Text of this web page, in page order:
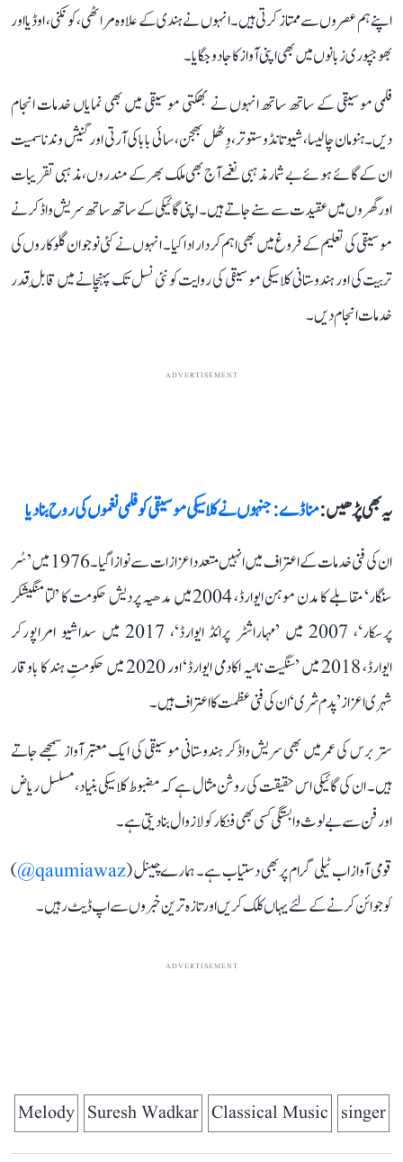
اپنے ہم عصروں سے ممتاز کرتی ہیں۔ انہوں نے ہندی کے علاوہ مراٹھی، کونکنی، اوڈیا اور
بھوجپوری زبانوں میں بھی اپنی آواز کا جادو جگایا۔
فلمی موسیقی کے ساتھ ساتھ انہوں نے بھکتی موسیقی میں بھی نمایاں خدمات انجام
دیں۔ ہنومان چالیسا، شیو تانڈو ستوتر، وِٹھل بھجن، سائی بابا کی آرتی اور گنیش وندنا سمیت
ان کے گائے ہوئے بے شمار مذہبی نغمے آج بھی ملک بھر کے مندروں، مذہبی تقریبات
اور گھروں میں عقیدت سے سنے جاتے ہیں۔ اپنی گائیکی کے ساتھ ساتھ سریش واڈکر نے
موسیقی کی تعلیم کے فروغ میں بھی اہم کردار ادا کیا۔ انہوں نے کئی نوجوان گلوکاروں کی
تربیت کی اور ہندوستانی کلاسیکی موسیقی کی روایت کو نئی نسل تک پہنچانے میں قابلِ قدر
خدمات انجام دیں۔
ADVERTISEMENT
یہ بھی پڑھیں :منا ڈے: جنہوں نے کلاسیکی موسیقی کو فلمی نغموں کی روح بنا دیا
ان کی فنی خدمات کے اعتراف میں انہیں متعدد اعزازات سے نوازا گیا۔ 1976 میں ’سُر
سنگار‘ مقابلے کا مدن موہن ایوارڈ، 2004 میں مدھیہ پردیش حکومت کا ’لتا منگیشکر
پرسکار‘، 2007 میں ’مہاراشٹر پرائڈ ایوارڈ‘، 2017 میں سداشیو امراپورکر
ایوارڈ، 2018 میں ’سنگیت ناٹیہ اکادمی ایوارڈ‘ اور 2020 میں حکومتِ ہند کا باوقار
شہری اعزاز ’پدم شری‘ ان کی فنی عظمت کا اعتراف ہیں۔
ستر برس کی عمر میں بھی سریش واڈکر ہندوستانی موسیقی کی ایک معتبر آواز سمجھے جاتے
ہیں۔ ان کی گائیکی اس حقیقت کی روشن مثال ہے کہ مضبوط کلاسیکی بنیاد، مسلسل ریاض
اور فن سے بے لوث وابستگی کسی بھی فنکار کو لازوال بنا دیتی ہے۔
قومی آواز اب ٹیلی گرام پر بھی دستیاب ہے۔ ہمارے چینل (qaumiawaz@
)
کو جوائن کرنے کے لئے یہاں کلک کریں اور تازہ ترین خبروں سے اپ ڈیٹ رہیں۔
ADVERTISEMENT
singer
Classical Music
Suresh Wadkar
Melody